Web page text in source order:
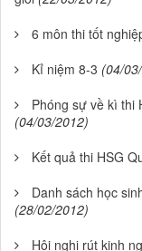
6 môn thi tốt
Kỉ niệm 8-3 (04/
Phóng sự về kì thi
(04/03/2012)
Kết quả thi HSG
Danh sách học
(28/02/2012)
Hội nghị rút kinh